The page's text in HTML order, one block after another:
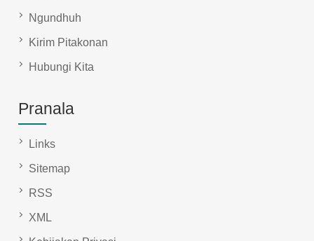
Ngundhuh
Kirim Pitakonan
Hubungi Kita
Pranala
Links
Sitemap
RSS
XML